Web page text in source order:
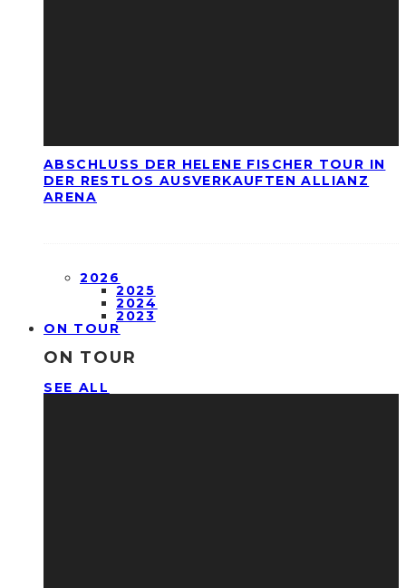
ABSCHLUSS DER HELENE FISCHER TOUR IN
DER RESTLOS AUSVERKAUFTEN ALLIANZ
ARENA
2026
2025
2024
2023
ON TOUR
ON TOUR
SEE ALL